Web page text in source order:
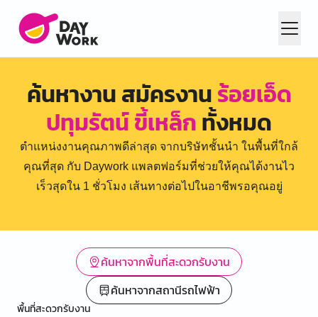
ค้นหางาน สมัครงานร้อยเอ็ด
ปทุมรัตน์ ขี้เหล็กทั้งหมด
ตำแหน่งงานคุณภาพดีล่าสุด จากบริษัทชั้นนำ ในพื้นที่ใกล้
คุณที่สุด กับ Daywork แพลตฟอร์มที่ช่วยให้คุณได้งานไว
เร็วสุดใน 1 ชั่วโมง เส้นทางต่อไปในอาชีพรอคุณอยู่
ค้นหาจากพื้นที่สะดวกรับงาน
ค้นหาจากสถานีรถไฟฟ้า
พื้นที่สะดวกรับงาน